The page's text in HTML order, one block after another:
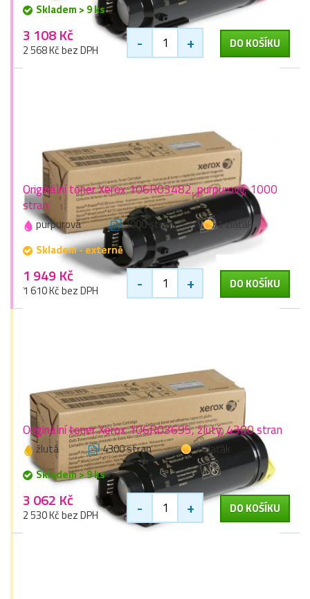
Skladem > 9 ks
3 108 Kč
2 568 Kč bez DPH - + DO KOŠÍKU
Originální toner Xerox 106R03482, purpurový, 1000
stran
purpurová 1000 stran
1 zlaťák
Skladem - externě
1 949 Kč
1 610 Kč bez DPH - + DO KOŠÍKU
Originální toner Xerox 106R03695, žlutý, 4300 stran
žlutá 4300 stran
1 zlaťák
Skladem > 9 ks
3 062 Kč
2 530 Kč bez DPH - + DO KOŠÍKU